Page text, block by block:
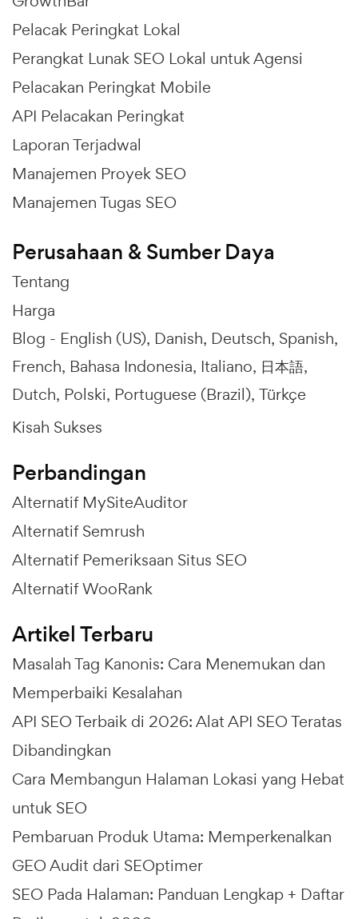
Pelacak Peringkat Lokal
Perangkat Lunak SEO Lokal untuk Agensi
Pelacakan Peringkat Mobile
API Pelacakan Peringkat
Laporan Terjadwal
Manajemen Proyek SEO
Manajemen Tugas SEO
Perusahaan & Sumber Daya
Tentang
Harga
Blog - English (US) Danish Deutsch Spanish
French Bahasa Indonesia Italiano 日本語
Dutch Polski Portuguese (Brazil) Türkçe
Kisah Sukses
Perbandingan
Alternatif MySiteAuditor
Alternatif Semrush
Alternatif Pemeriksaan Situs SEO
Alternatif WooRank
Artikel Terbaru
Masalah Tag Kanonis: Cara Menemukan dan
Memperbaiki Kesalahan
API SEO Terbaik di 2026: Alat API SEO Teratas
Dibandingkan
Cara Membangun Halaman Lokasi yang Hebat
untuk SEO
Pembaruan Produk Utama: Memperkenalkan
GEO Audit dari SEOptimer
SEO Pada Halaman: Panduan Lengkap + Daftar